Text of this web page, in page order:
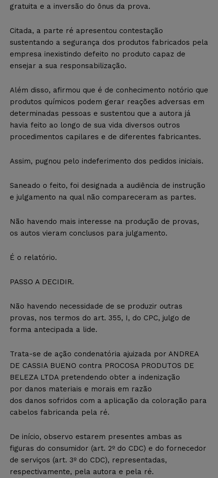
gratuita e a inversão do ônus da prova.
Citada, a parte ré apresentou contestação
sustentando a segurança dos produtos fabricados pela
empresa inexistindo defeito no produto capaz de
ensejar a sua responsabilização.
Além disso, afirmou que é de conhecimento notório que
produtos químicos podem gerar reações adversas em
determinadas pessoas e sustentou que a autora já
havia feito ao longo de sua vida diversos outros
procedimentos capilares e de diferentes fabricantes.
Assim, pugnou pelo indeferimento dos pedidos iniciais.
Saneado o feito, foi designada a audiência de instrução
e julgamento na qual não compareceram as partes.
Não havendo mais interesse na produção de provas,
os autos vieram conclusos para julgamento.
É o relatório.
PASSO A DECIDIR.
Não havendo necessidade de se produzir outras
provas, nos termos do art. 355, I, do CPC, julgo de
forma antecipada a lide.
Trata-se de ação condenatória ajuizada por ANDREA
DE CASSIA BUENO contra PROCOSA PRODUTOS DE
BELEZA LTDA pretendendo obter a indenização
por danos materiais e morais em razão
dos danos sofridos com a aplicação da coloração para
cabelos fabricanda pela ré.
De início, observo estarem presentes ambas as
figuras do consumidor (art. 2º do CDC) e do fornecedor
de serviços (art. 3º do CDC), representadas,
respectivamente, pela autora e pela ré.